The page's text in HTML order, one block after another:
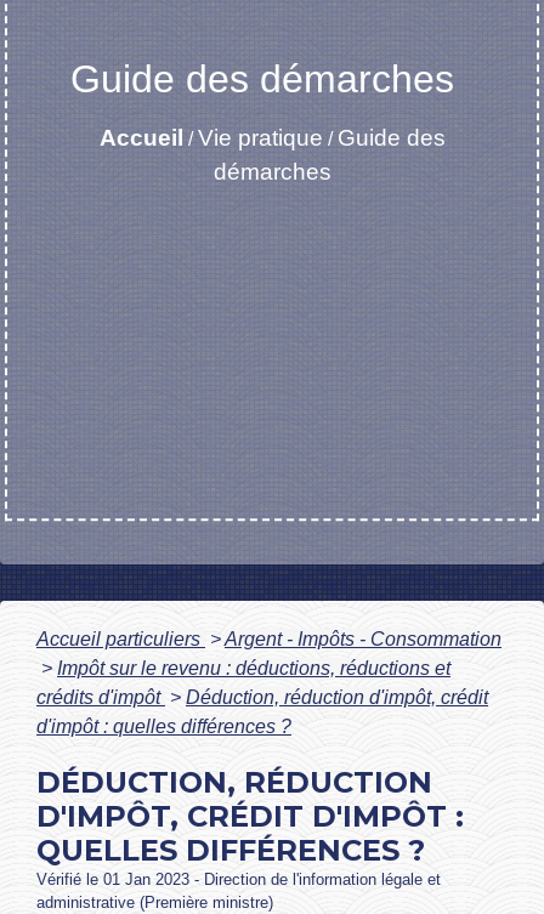
Guide des démarches
Accueil /Vie pratique / Guide des
démarches
Accueil particuliers >Argent - Impôts - Consommation
> Impôt sur le revenu : déductions, réductions et
crédits d'impôt > Déduction, réduction d'impôt, crédit
d'impôt : quelles différences ?
DÉDUCTION, RÉDUCTION
D'IMPÔT, CRÉDIT D'IMPÔT :
QUELLES DIFFÉRENCES ?
Vérifié le 01 Jan 2023 - Direction de l'information légale et
administrative (Première ministre)